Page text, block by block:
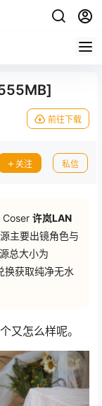
前往下载
关注 私信
Coser 许岚LAN
主要出镜角色与
总大小为
换获取纯净无水
又怎么样呢。